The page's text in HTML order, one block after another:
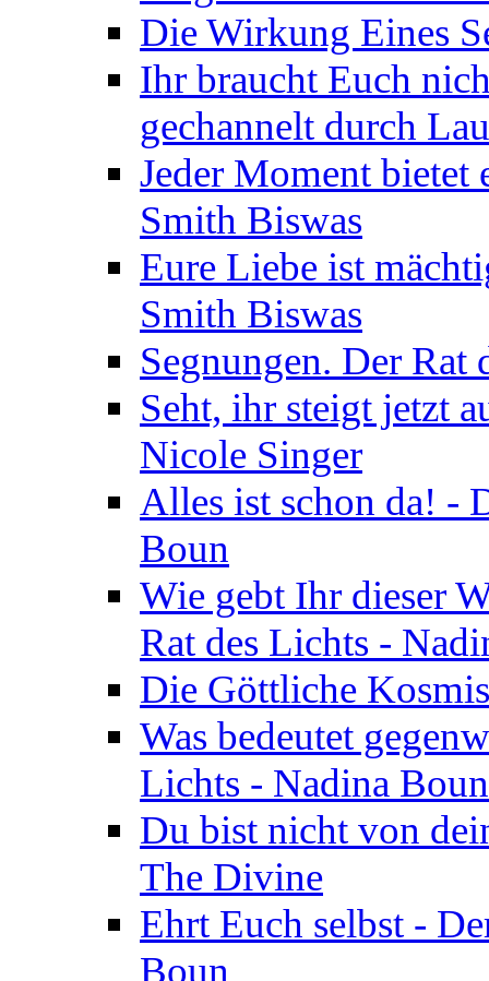
Die Wirkung Eines
Ihr braucht Euch
gechannelt durch
Jeder Moment bietet
Smith Biswas
Eure Liebe ist
Smith Biswas
Segnungen. Der
Seht, ihr steigt jetzt
Nicole Singer
Alles ist schon da! -
Boun
Wie gebt Ihr dieser
Rat des Lichts -
Die Göttliche
Was bedeutet
Lichts - Nadina Boun
Du bist nicht von
The Divine
Ehrt Euch selbst -
Boun